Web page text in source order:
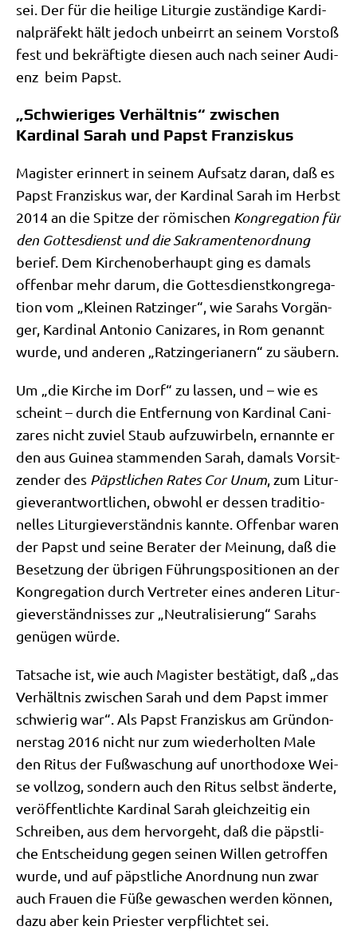
sei. Der für die hei­li­ge Lit­ur­gie zustän­di­ge Kar­di­
nal­prä­fekt hält jedoch unbe­irrt an sei­nem Vor­stoß
fest und bekräf­tig­te die­sen auch nach sei­ner Audi­
enz beim Papst.
„Schwieriges Verhältnis“ zwischen
Kardinal Sarah und Papst Franziskus
Magi­ster erin­nert in sei­nem Auf­satz dar­an, daß es
Papst Fran­zis­kus war, der Kar­di­nal Sarah im Herbst
2014 an die Spit­ze der römi­schen Kon­gre­ga­ti­on für
den Got­tes­dienst und die Sakra­men­ten­ord­nung
berief. Dem Kir­chen­ober­haupt ging es damals
offen­bar mehr dar­um, die Got­tes­dienst­kon­gre­ga­
ti­on vom „Klei­nen Ratz­in­ger“, wie Sarahs Vor­gän­
ger, Kar­di­nal Anto­nio Cani­zares, in Rom genannt
wur­de, und ande­ren „Ratz­in­ge­ria­nern“ zu säubern.
Um „die Kir­che im Dorf“ zu las­sen, und – wie es
scheint – durch die Ent­fer­nung von Kar­di­nal Cani­
zares nicht zuviel Staub auf­zu­wir­beln, ernann­te er
den aus Gui­nea stam­men­den Sarah, damals Vor­sit­
zen­der des Päpst­li­chen Rates Cor Unum, zum Lit­ur­
gie­ver­ant­wort­li­chen, obwohl er des­sen tra­di­tio­
nel­les Lit­ur­gie­ver­ständ­nis kann­te. Offen­bar waren
der Papst und sei­ne Bera­ter der Mei­nung, daß die
Beset­zung der übri­gen Füh­rungs­po­si­tio­nen an der
Kon­gre­ga­ti­on durch Ver­tre­ter eines ande­ren Lit­ur­
gie­ver­ständ­nis­ses zur „Neu­tra­li­sie­rung“ Sarahs
genü­gen würde.
Tat­sa­che ist, wie auch Magi­ster bestä­tigt, daß „das
Ver­hält­nis zwi­schen Sarah und dem Papst immer
schwie­rig war“. Als Papst Fran­zis­kus am Grün­don­
ners­tag 2016 nicht nur zum wie­der­hol­ten Male
den Ritus der Fuß­wa­schung auf unor­tho­do­xe Wei­
se voll­zog, son­dern auch den Ritus selbst änder­te,
ver­öf­fent­lich­te Kar­di­nal Sarah gleich­zei­tig ein
Schrei­ben, aus dem her­vor­geht, daß die päpst­li­
che Ent­schei­dung gegen sei­nen Wil­len getrof­fen
wur­de, und auf päpst­li­che Anord­nung nun zwar
auch Frau­en die Füße gewa­schen wer­den kön­nen,
dazu aber kein Prie­ster ver­pflich­tet sei.